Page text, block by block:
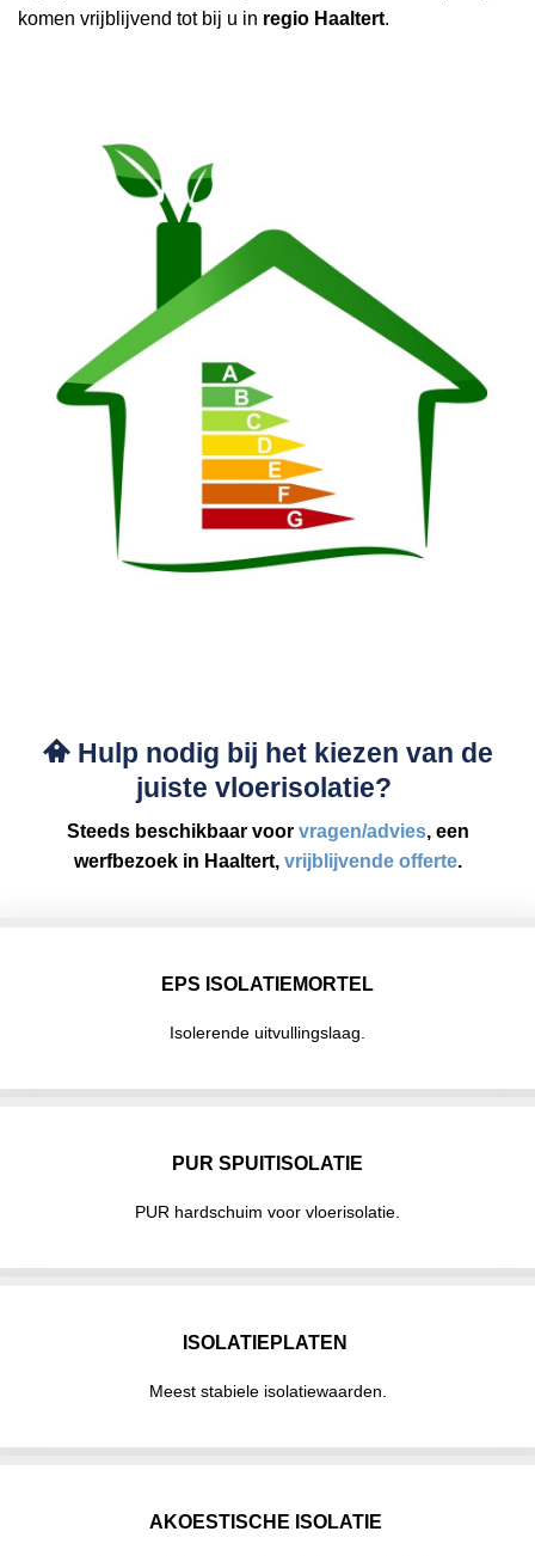
komen vrijblijvend tot bij u in regio Haaltert.
Hulp nodig bij het kiezen van de
juiste vloerisolatie?
Steeds beschikbaar voor vragen/advies, een
werfbezoek in Haaltert, vrijblijvende offerte.
EPS ISOLATIEMORTEL
Isolerende uitvullingslaag.
PUR SPUITISOLATIE
PUR hardschuim voor vloerisolatie.
ISOLATIEPLATEN
Meest stabiele isolatiewaarden.
AKOESTISCHE ISOLATIE